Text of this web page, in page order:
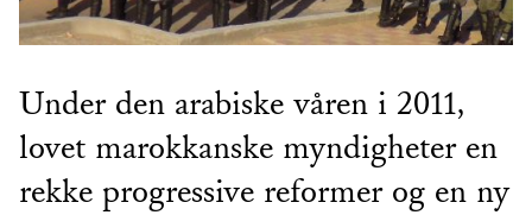
Under den arabiske våren i 2011,
lovet marokkanske myndigheter en
rekke progressive reformer og en ny